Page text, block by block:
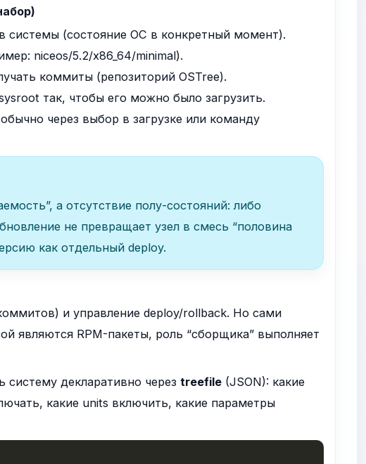
системы (состояние ОС в конкретный момент).
niceos/5.2/x86_64/minimal).
коммиты (репозиторий OSTree).
так, чтобы его можно было загрузить.
через выбор в загрузке или команду
а отсутствие полу-состояний: либо
не превращает узел в смесь “половина
как отдельный deploy.
и управление deploy/rollback. Но сами
являются RPM-пакеты, роль “сборщика” выполняет
систему декларативно через treefile(JSON): какие
какие units включить, какие параметры